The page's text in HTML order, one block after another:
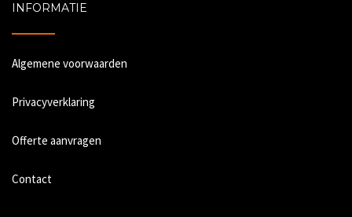
INFORMATIE
Algemene voorwaarden
Privacyverklaring
Offerte aanvragen
Contact